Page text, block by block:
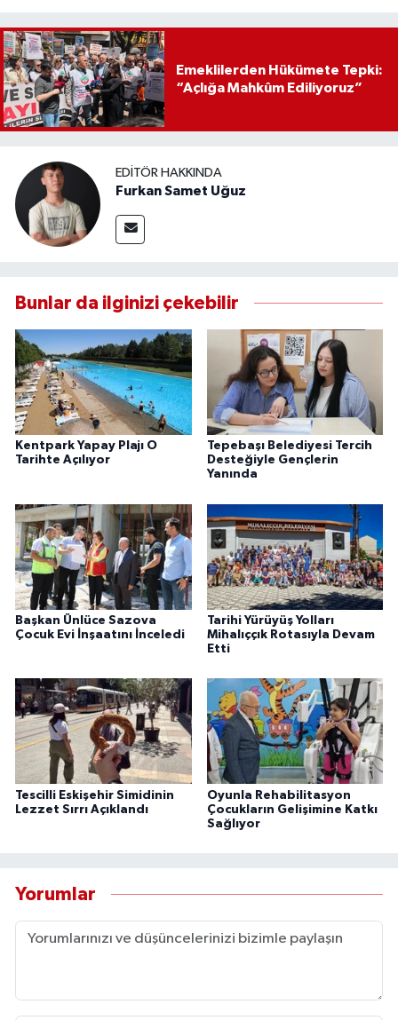
Emeklilerden Hükümete Tepki:
“Açlığa Mahkûm Ediliyoruz”
EDITÖR HAKKINDA
Furkan Samet Uğuz
Bunlar da ilginizi çekebilir
Kentpark Yapay Plajı O
Tarihte Açılıyor
Tepebaşı Belediyesi Tercih
Desteğiyle Gençlerin
Yanında
Başkan Ünlüce Sazova
Çocuk Evi İnşaatını İnceledi
Tarihi Yürüyüş Yolları
Mihalıççık Rotasıyla Devam
Etti
Tescilli Eskişehir Simidinin
Lezzet Sırrı Açıklandı
Oyunla Rehabilitasyon
Çocukların Gelişimine Katkı
Sağlıyor
Yorumlar